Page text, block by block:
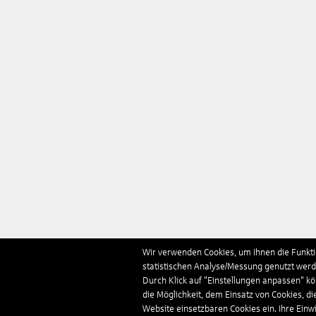
Wir verwenden Cookies, um Ihnen die
statistischen Analyse/Messung genutzt
Durch Klick auf "Einstellungen anpassen"
die Möglichkeit, dem Einsatz von Cookies,
Website einsetzbaren Cookies ein. Ihre